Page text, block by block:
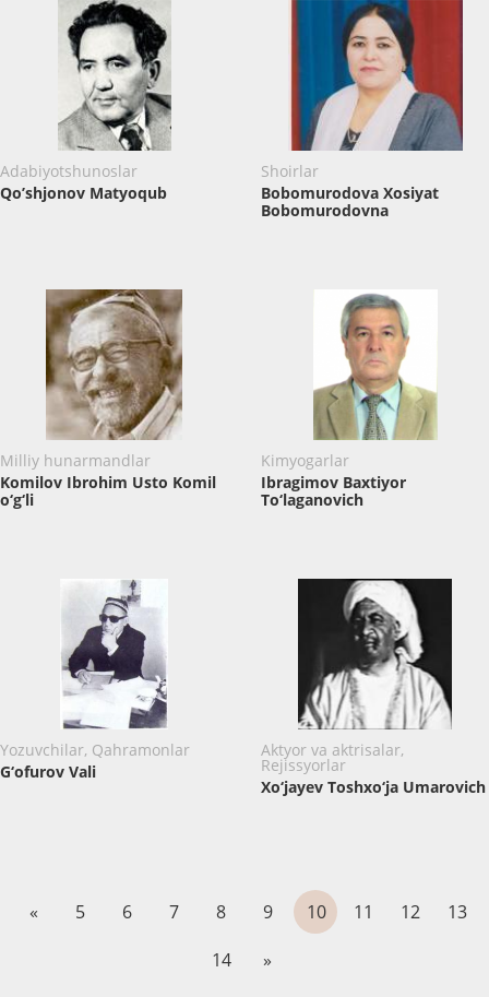
Adabiyotshunoslar
Qo’shjonov Matyoqub
Shoirlar
Bobomurodova Xosiyat
Bobomurodovna
Milliy hunarmandlar
Komilov Ibrohim Usto Komil
o‘g‘li
Kimyogarlar
Ibragimov Baxtiyor
To‘laganovich
Yozuvchilar, Qahramonlar
G‘ofurov Vali
Aktyor va aktrisalar,
Rejissyorlar
Xo‘jayev Toshxo‘ja Umarovich
« 5 6 7 8 9 10 11 12
13
14
»